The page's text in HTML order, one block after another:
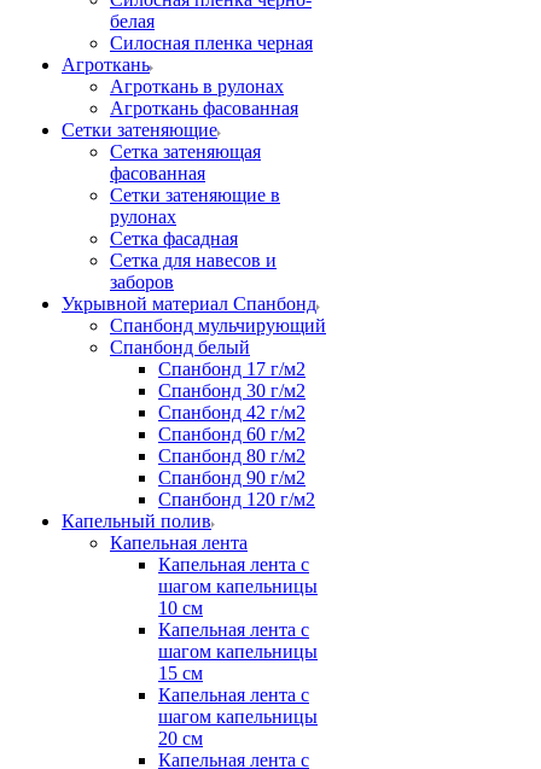
белая
Силосная пленка черная
Агроткань
Агроткань в рулонах
Агроткань фасованная
Сетки затеняющие
Сетка затеняющая
фасованная
Сетки затеняющие в
рулонах
Сетка фасадная
Сетка для навесов и
заборов
Укрывной материал Спанбонд
Спанбонд мульчирующий
Спанбонд белый
Спанбонд 17 г/м2
Спанбонд 30 г/м2
Спанбонд 42 г/м2
Спанбонд 60 г/м2
Спанбонд 80 г/м2
Спанбонд 90 г/м2
Спанбонд 120 г/м2
Капельный полив
Капельная лента
Капельная лента с
шагом капельницы
10 см
Капельная лента с
шагом капельницы
15 см
Капельная лента с
шагом капельницы
20 см
Капельная лента с